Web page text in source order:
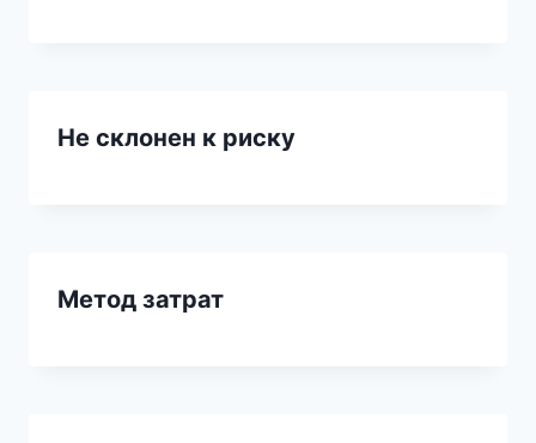
Не склонен к риску
Метод затрат